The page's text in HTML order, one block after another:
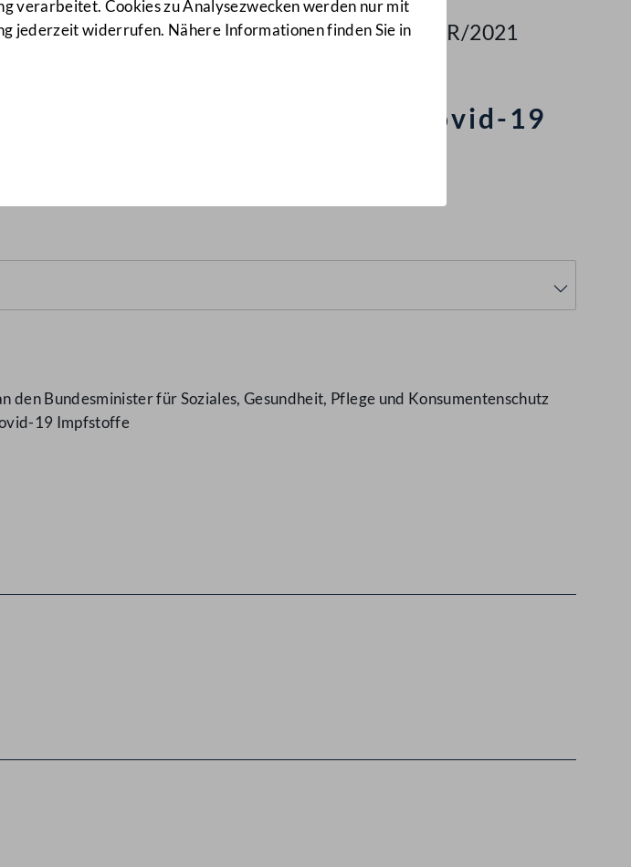
verarbeitet. Cookies zu Analysezwecken werden nur mit
jederzeit widerrufen. Nähere Informationen finden Sie in
Anfragen
3867/J-BR/2021
der verschiedenen Covid-19
Bundesminister für Soziales, Gesundheit, Pflege und Konsumentenschutz
19 Impfstoffe